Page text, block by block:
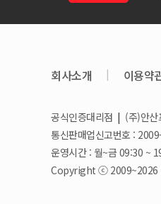
회사소개 | 이용약
공식인증대리점 | (주)안
통신판매업신고번호 :
운영시간 : 월~금 09:30 ~
Copyright ⓒ 2009~2026 (